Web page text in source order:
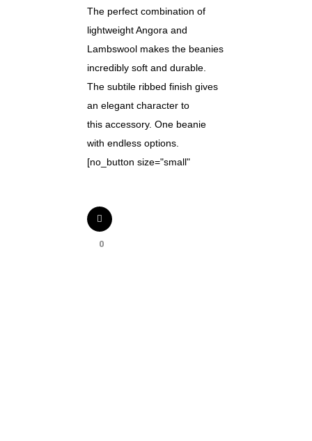
The perfect combination of
lightweight Angora and
Lambswool makes the beanies
incredibly soft and durable.
The subtile ribbed finish gives
an elegant character to
this accessory. One beanie
with endless options.
[no_button size="small"
0